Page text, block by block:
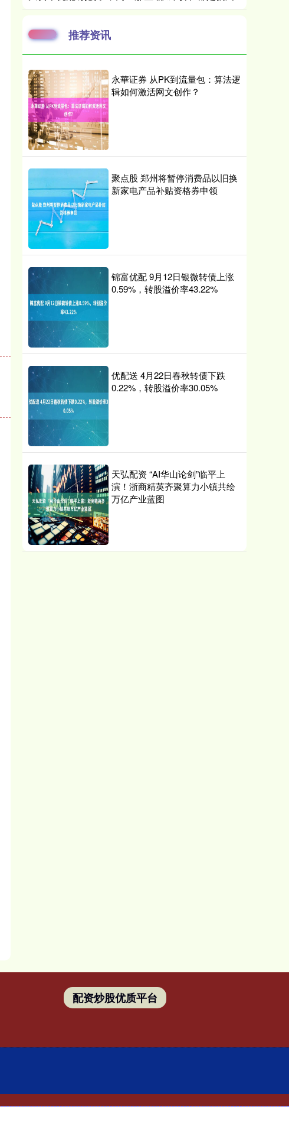
推荐资讯
永華证券 从PK到流量包：算法逻
辑如何激活网文创作？
聚点股 郑州将暂停消费品以旧换
新家电产品补贴资格券申领
锦富优配 9月12日银微转债上涨
0.59%，转股溢价率43.22%
优配送 4月22日春秋转债下跌
0.22%，转股溢价率30.05%
天弘配资 “AI华山论剑”临平上
演！浙商精英齐聚算力小镇共绘
万亿产业蓝图
配资炒股优质平台